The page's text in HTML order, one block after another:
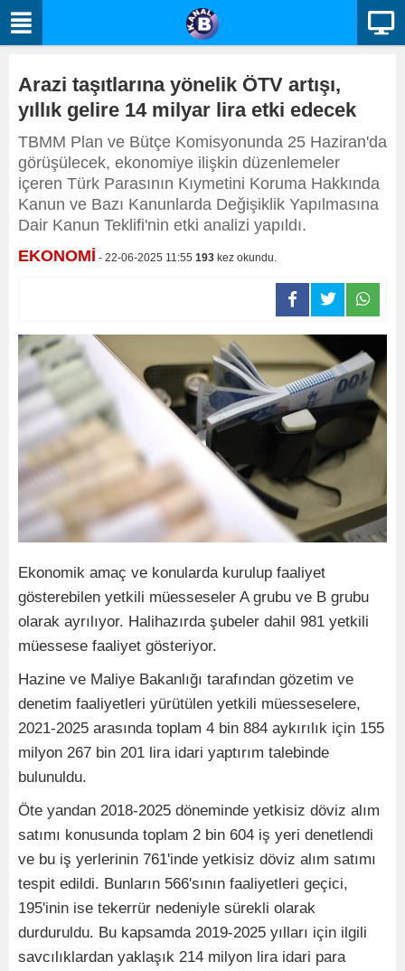
Arazi taşıtlarına yönelik ÖTV artışı,
yıllık gelire 14 milyar lira etki edecek
TBMM Plan ve Bütçe Komisyonunda 25 Haziran'da
görüşülecek, ekonomiye ilişkin düzenlemeler
içeren Türk Parasının Kıymetini Koruma Hakkında
Kanun ve Bazı Kanunlarda Değişiklik Yapılmasına
Dair Kanun Teklifi'nin etki analizi yapıldı.
EKONOMİ - 22-06-2025 11:55 193 kez okundu.
Ekonomik amaç ve konularda kurulup faaliyet
gösterebilen yetkili müesseseler A grubu ve B grubu
olarak ayrılıyor. Halihazırda şubeler dahil 981 yetkili
müessese faaliyet gösteriyor.
Hazine ve Maliye Bakanlığı tarafından gözetim ve
denetim faaliyetleri yürütülen yetkili müesseselere,
2021-2025 arasında toplam 4 bin 884 aykırılık için 155
milyon 267 bin 201 lira idari yaptırım talebinde
bulunuldu.
Öte yandan 2018-2025 döneminde yetkisiz döviz alım
satımı konusunda toplam 2 bin 604 iş yeri denetlendi
ve bu iş yerlerinin 761'inde yetkisiz döviz alım satımı
tespit edildi. Bunların 566'sının faaliyetleri geçici,
195'inin ise tekerrür nedeniyle sürekli olarak
durduruldu. Bu kapsamda 2019-2025 yılları için ilgili
savcılıklardan yaklaşık 214 milyon lira idari para